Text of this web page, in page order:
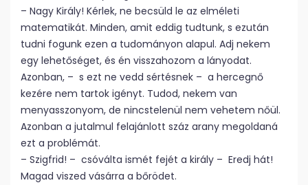
– Nagy Király! Kérlek, ne becsüld le az elméleti
matematikát. Minden, amit eddig tudtunk, s ezután
tudni fogunk ezen a tudományon alapul. Adj nekem
egy lehetőséget, és én visszahozom a lányodat.
Azonban, – s ezt ne vedd sértésnek – a hercegnő
kezére nem tartok igényt. Tudod, nekem van
menyasszonyom, de nincstelenül nem vehetem nőül.
Azonban a jutalmul felajánlott száz arany megoldaná
ezt a problémát.
– Szigfrid! – csóválta ismét fejét a király – Eredj hát!
Magad viszed vásárra a bőrödet.